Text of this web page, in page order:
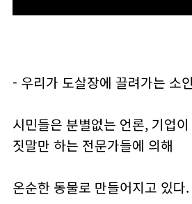
- 우리가 도살장에 끌려가는 소
시민들은 분별없는 언론, 기업
짓말만 하는 전문가들에 의해
온순한 동물로 만들어지고 있다.